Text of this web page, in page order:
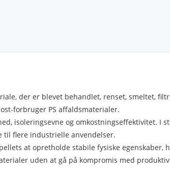
der er blevet behandlet, renset, smeltet,
forbruger PS affaldsmaterialer.
isoleringsevne og omkostningseffektivitet. I
til flere industrielle anvendelser.
at opretholde stabile fysiske
uden at gå på kompromis med